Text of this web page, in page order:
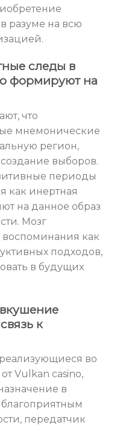
разуме на всю
следы в
формируют на
что
мнемонические
регион,
выборов.
периоды
как инертная
на данное образ
Мозг
воспоминания как
подходов,
в будущих
к
во
Vulkan casino,
в
передатчик